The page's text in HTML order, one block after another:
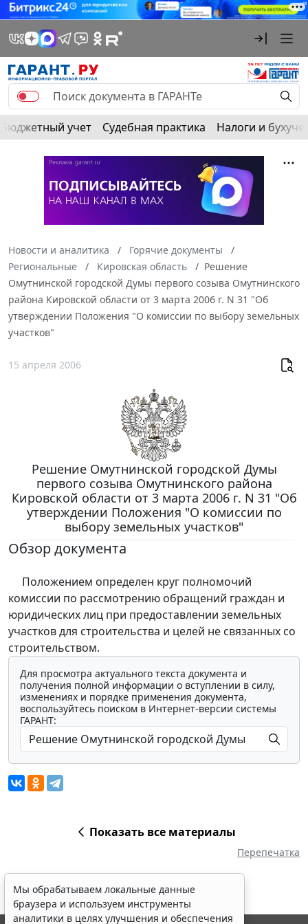
Бюджетный учет Судебная практика Налоги и
Новости и аналитика
Горячие документы
Региональные
Кировская область
Решение
Омутнинской городской Думы первого созыва Омутнинского
района Кировской области от 3 марта 2006 г. N 31 "Об
утверждении Положения "О комиссии по выбору земельных
участков"
15 апреля 2006
Решение Омутнинской городской Думы
первого созыва Омутнинского района
Кировской области от 3 марта 2006 г. N 31 "Об
утверждении Положения "О комиссии по
выбору земельных участков"
Обзор документа
Положением определен круг полномочий
комиссии по рассмотрению обращений граждан и
юридических лиц при предоставлении земельных
участков для строительства и целей не связанных со
строительством.
Для просмотра актуального текста документа и
получения полной информации о вступлении в силу,
изменениях и порядке применения документа,
воспользуйтесь поиском в Интернет-версии системы
ГАРАНТ:
Показать все материалы
Перепечатка
Мы обрабатываем локальные данные
браузера и используем инструменты
аналитики в целях улучшения и обеспечения